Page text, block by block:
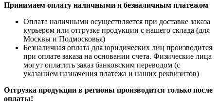
Принимаем оплату наличными и безналичным платежом
Оплата наличными осуществляется при доставке заказа
курьером или отгрузке продукции с нашего склада (для
Москвы и Подмосковья)
Безналичная оплата для юридических лиц производится
при оплате заказа на основании счета. Физические лица
могут оплатить заказ банковским переводом (с
указанием назначения платежа и наших реквизитов)
Отгрузка продукции в регионы производится только после
оплаты!